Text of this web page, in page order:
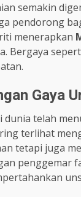
semakin
pendorong
menerapkan
Bergaya
Gaya
telah
terlihat
tetapi juga
penggemar